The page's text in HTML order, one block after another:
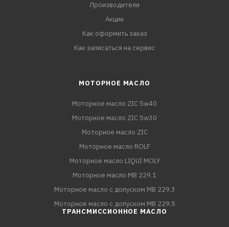
Производители
Акции
Как оформить заказ
Как записаться на сервис
МОТОРНОЕ МАСЛО
Моторное масло ZIC 5w40
Моторное масло ZIC 5w30
Моторное масло ZIC
Моторное масло ROLF
Моторное масло LIQUI MOLY
Моторное масло MB 229.1
Моторное масло с допуском MB 229.3
Моторное масло с допуском MB 229.5
ТРАНСМИССИОННОЕ МАСЛО